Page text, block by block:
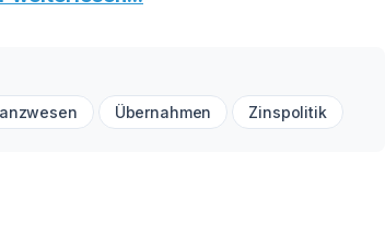
Übernahmen Zinspolitik